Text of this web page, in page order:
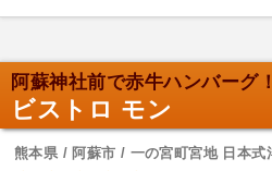
阿蘇神社前で赤牛ハンバーグ！
ビストロ モン
熊本県 / 阿蘇市 / 一の宮町宮地 日本式